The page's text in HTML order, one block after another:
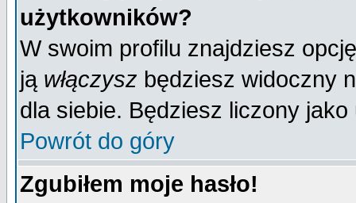
użytkowników?
W swoim profilu znajdziesz
ją włączysz będziesz widoczny
dla siebie. Będziesz liczony
Powrót do góry
Zgubiłem moje hasło!